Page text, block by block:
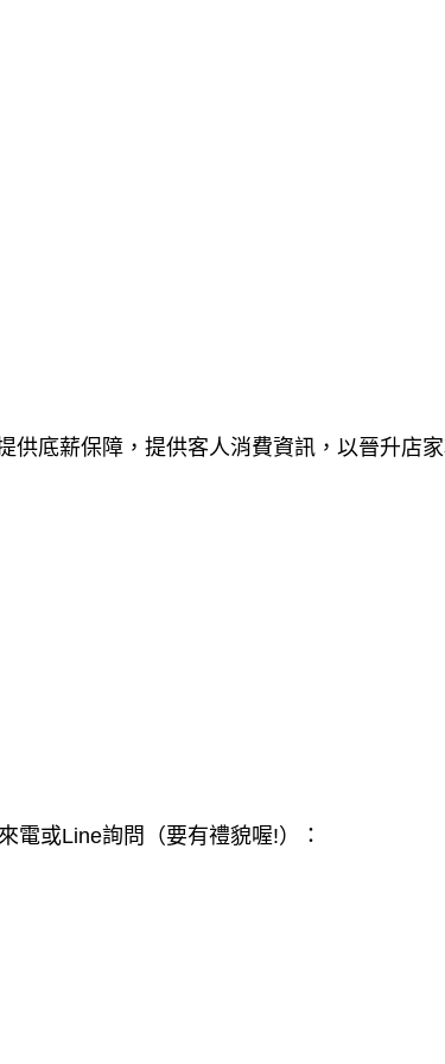
底薪保障，提供客人消費資訊，以晉升店
電或Line詢問（要有禮貌喔!）：